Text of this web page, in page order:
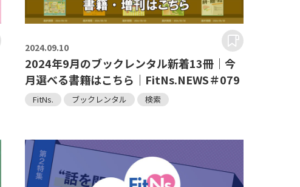
2024.09.10
2024年9月のブックレンタル新着13冊｜今
月選べる書籍はこちら｜FitNs.NEWS＃079
FitNs. ブックレンタル 検索